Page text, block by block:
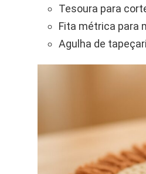
Tesoura para
Fita métrica para
Agulha de